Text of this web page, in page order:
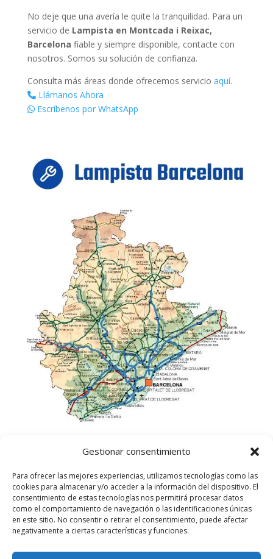
Gestionar consentimiento
Para ofrecer las mejores experiencias, utilizamos tecnologías como las
cookies para almacenar y/o acceder a la información del dispositivo. El
consentimiento de estas tecnologías nos permitirá procesar datos
como el comportamiento de navegación o las identificaciones únicas
en este sitio. No consentir o retirar el consentimiento, puede afectar
negativamente a ciertas características y funciones.
No deje que una avería le quite la tranquilidad. Para un
servicio de Lampista en Montcada i Reixac,
Barcelona fiable y siempre disponible, contacte con
nosotros. Somos su solución de confianza.
Consulta más áreas donde ofrecemos servicio aquí.
Llámanos Ahora
Escríbenos por WhatsApp